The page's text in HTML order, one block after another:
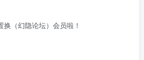
换（幻隐论坛）会员啦！